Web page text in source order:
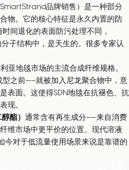
品牌销售）是一种部分
物。它的核心特征是永久内置的防
间退化的表面防污处理不同，
子结构中，是天生的。很多专家认
亚地毯市场的主流合成纤维规格。
之前——就被加入尼龙聚合物中，意
表面。这使得SDN地毯在抗褪色、抗
现。
酯） 通常含有再生成分——来自消费
维市场中更平价的位置。现代溶液
今对于低流量使用场景来说是靠谱的